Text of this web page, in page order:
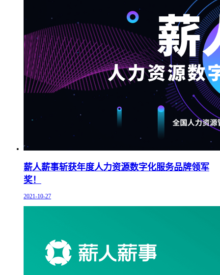
薪人薪事斩获年度人力资源数字化服务品牌领军
奖！
2021-10-27